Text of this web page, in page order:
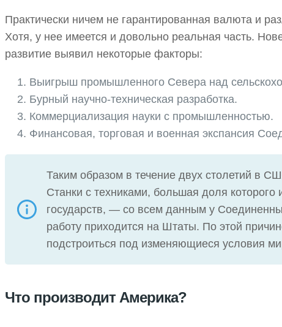
Практически ничем не гарантированная валюта и
Хотя, у нее имеется и довольно реальная часть.
развитие выявил некоторые факторы:
Выигрыш промышленного Севера над
Бурный научно-техническая разработка.
Коммерциализация науки с промышленностью.
Финансовая, торговая и военная экспансия
Таким образом в течение двух столетий в
Станки с техниками, большая доля
государств, — со всем данным у
работу приходится на Штаты. По этой
подстроиться под изменяющиеся условия
Что производит Америка?